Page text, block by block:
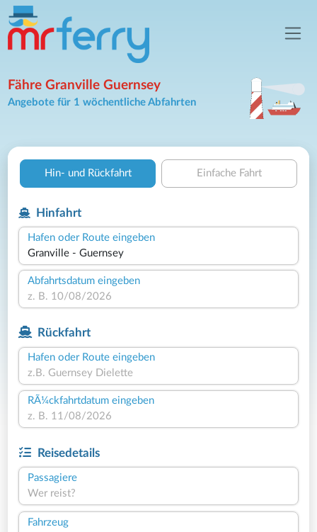
Fähre Granville Guernsey
Angebote für 1 wöchentliche Abfahrten
Hin- und Rückfahrt Einfache Fahrt
Hinfahrt
Hafen oder Route eingeben
Abfahrtsdatum eingeben
Rückfahrt
Hafen oder Route eingeben
RÃ¼ckfahrtdatum eingeben
Reisedetails
Passagiere
Wer reist?
Fahrzeug